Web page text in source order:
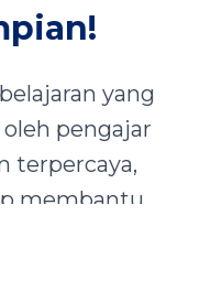
yang
pengajar
terpercaya,
membantu
Taruna,